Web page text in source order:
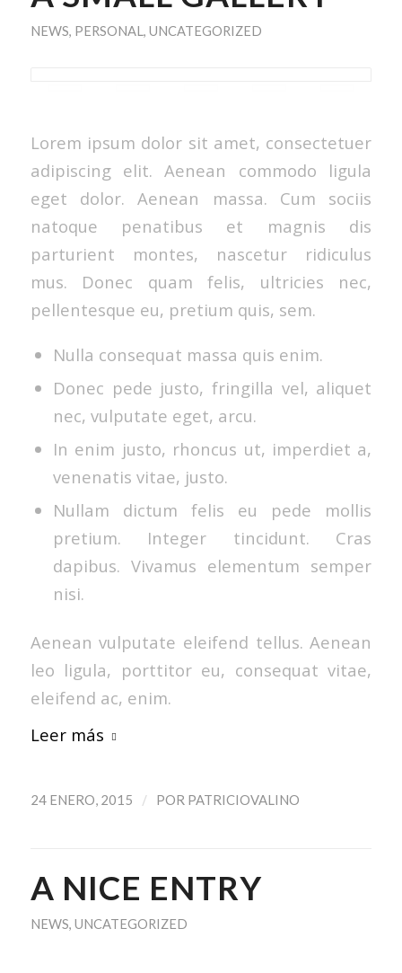
NEWS, PERSONAL, UNCATEGORIZED
Lorem ipsum dolor sit amet, consectetuer
adipiscing elit. Aenean commodo ligula
eget dolor. Aenean massa. Cum sociis
natoque penatibus et magnis dis
parturient montes, nascetur ridiculus
mus. Donec quam felis, ultricies nec,
pellentesque eu, pretium quis, sem.
Nulla consequat massa quis enim.
Donec pede justo, fringilla vel, aliquet
nec, vulputate eget, arcu.
In enim justo, rhoncus ut, imperdiet a,
venenatis vitae, justo.
Nullam dictum felis eu pede mollis
pretium. Integer tincidunt. Cras
dapibus. Vivamus elementum semper
nisi.
Aenean vulputate eleifend tellus. Aenean
leo ligula, porttitor eu, consequat vitae,
eleifend ac, enim.
Leer más
24 ENERO, 2015 / POR PATRICIOVALINO
A NICE ENTRY
NEWS, UNCATEGORIZED